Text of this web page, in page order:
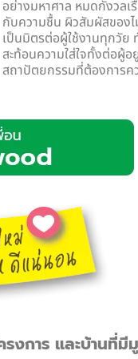
อย่างมหาศาล หมดกังวลเ
กับความชื้น ผิวสัมผัสของ
เป็นมิตรต่อผู้ใช้งานทุกวั
สะท้อนความใส่ใจทั้งต่อผู้
สถาปัตยกรรมที่ต้องการ
งการ และบ้านที่มี